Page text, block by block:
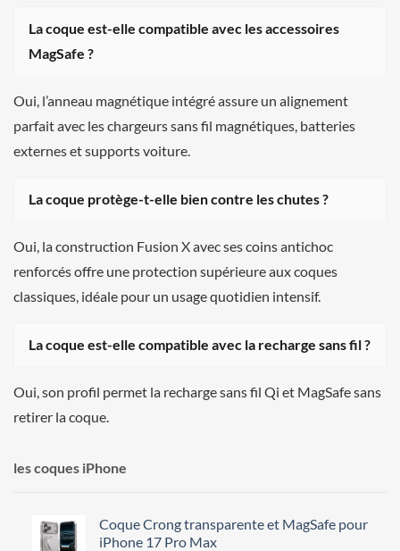
La coque est-elle compatible avec les accessoires
MagSafe ?
Oui, l’anneau magnétique intégré assure un alignement
parfait avec les chargeurs sans fil magnétiques, batteries
externes et supports voiture.
La coque protège-t-elle bien contre les chutes ?
Oui, la construction Fusion X avec ses coins antichoc
renforcés offre une protection supérieure aux coques
classiques, idéale pour un usage quotidien intensif.
La coque est-elle compatible avec la recharge sans fil ?
Oui, son profil permet la recharge sans fil Qi et MagSafe sans
retirer la coque.
les coques iPhone
Coque Crong transparente et MagSafe pour
iPhone 17 Pro Max